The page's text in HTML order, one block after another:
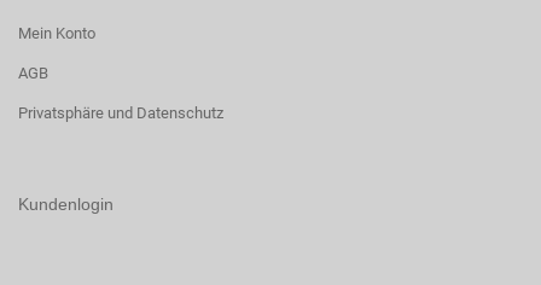
Mein Konto
AGB
Privatsphäre und Datenschutz
Kundenlogin